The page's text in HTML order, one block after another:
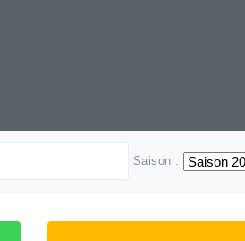
Saison :